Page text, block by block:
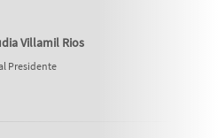
Villamil Rios
Presidente